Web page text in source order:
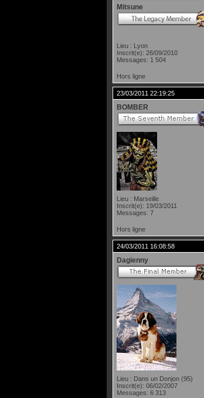
Mitsune
Lieu : Lyon
Inscrit(e): 26/09/2010
Messages: 1 504
Hors ligne
23/03/2011 22:19:25
BOMBER
Lieu : Marseille
Inscrit(e): 19/03/2011
Messages: 7
Hors ligne
24/03/2011 16:08:58
Dagienny
Lieu : Dans un Donjon (95)
Inscrit(e): 06/02/2007
Messages: 6 313